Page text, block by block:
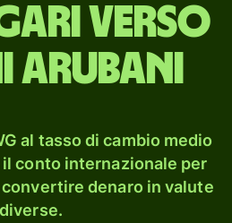
verso
arubani
al tasso di cambio medio
conto internazionale per
denaro in valute
diverse.